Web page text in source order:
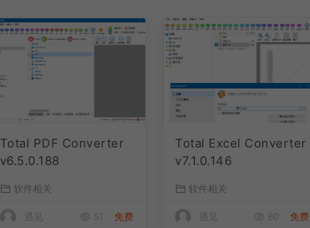
Total PDF Converter
v6.5.0.188
软件相关
遇见 51 免费
Total Excel Converter
v7.1.0.146
软件相关
遇见 80 免费